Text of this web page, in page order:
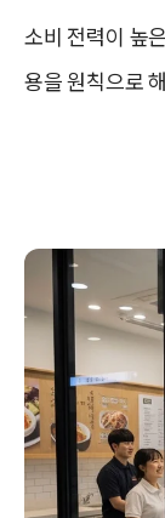
소비 전력이 높은
용을 원칙으로